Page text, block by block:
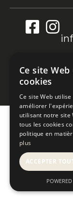
Ce site
cookies
Ce site Web
améliorer
utilisant notre site
tous les cookies
politique en
plus
ACCEPTER